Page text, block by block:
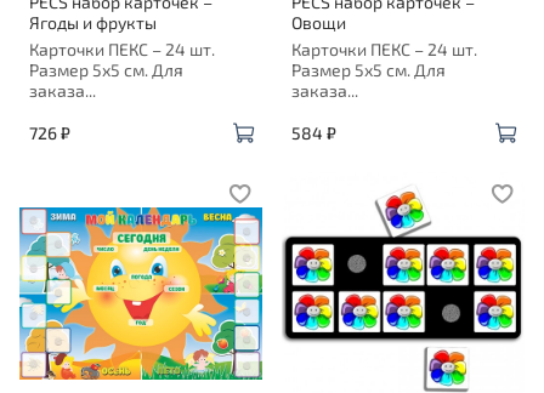
Ягоды и фрукты
Карточки ПЕКС – 24 шт.
Размер 5х5 см. Для
заказа...
726 ₽
Овощи
Карточки ПЕКС – 24 шт.
Размер 5х5 см. Для
заказа...
584 ₽